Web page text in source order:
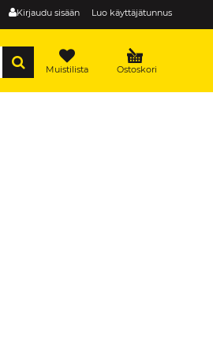
Kirjaudu sisään Luo käyttäjätunnus
Ostoskori
Muistilista